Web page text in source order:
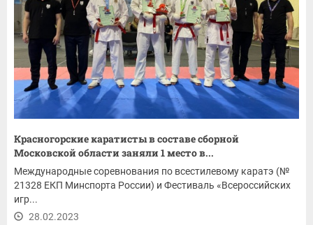
Красногорские каратисты в составе сборной
Московской области заняли 1 место в...
Международные соревнования по всестилевому каратэ (№
21328 ЕКП Минспорта России) и Фестиваль «Всероссийских
игр...
28.02.2023